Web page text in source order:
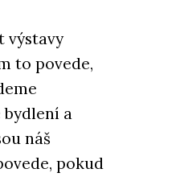
výstavy
to povede,
a
náš
pokud